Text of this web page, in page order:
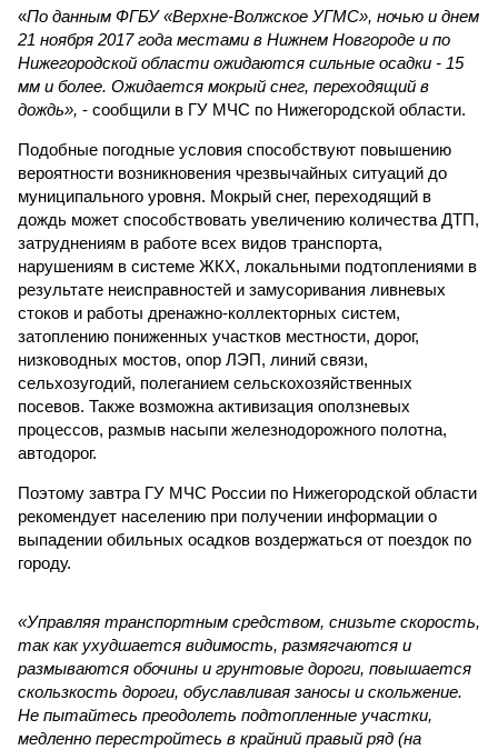
«По данным ФГБУ «Верхне-Волжское УГМС», ночью и днем
21 ноября 2017 года местами в Нижнем Новгороде и по
Нижегородской области ожидаются сильные осадки - 15
мм и более. Ожидается мокрый снег, переходящий в
дождь», - сообщили в ГУ МЧС по Нижегородской области.
Подобные погодные условия способствуют повышению
вероятности возникновения чрезвычайных ситуаций до
муниципального уровня. Мокрый снег, переходящий в
дождь может способствовать увеличению количества ДТП,
затруднениям в работе всех видов транспорта,
нарушениям в системе ЖКХ, локальными подтоплениями в
результате неисправностей и замусоривания ливневых
стоков и работы дренажно-коллекторных систем,
затоплению пониженных участков местности, дорог,
низководных мостов, опор ЛЭП, линий связи,
сельхозугодий, полеганием сельскохозяйственных
посевов. Также возможна активизация оползневых
процессов, размыв насыпи железнодорожного полотна,
автодорог.
Поэтому завтра ГУ МЧС России по Нижегородской области
рекомендует населению при получении информации о
выпадении обильных осадков воздержаться от поездок по
городу.
«Управляя транспортным средством, снизьте скорость,
так как ухудшается видимость, размягчаются и
размываются обочины и грунтовые дороги, повышается
скользкость дороги, обуславливая заносы и скольжение.
Не пытайтесь преодолеть подтопленные участки,
медленно перестройтесь в крайний правый ряд (на